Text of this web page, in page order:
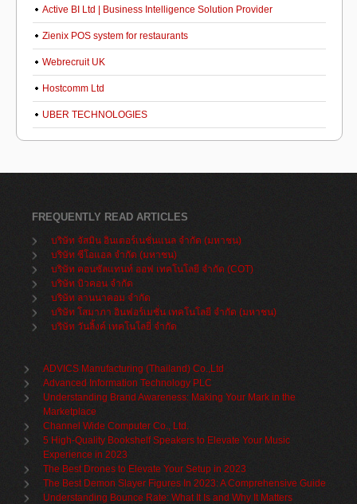
Active BI Ltd | Business Intelligence Solution Provider
Zienix POS system for restaurants
Webrecruit UK
Hostcomm Ltd
UBER TECHNOLOGIES
FREQUENTLY READ ARTICLES
บริษัท จัสมิน อินเตอร์เนชั่นแนล จำกัด (มหาชน)
บริษัท ซีโอแอล จำกัด (มหาชน)
บริษัท คอนซัลแทนท์ ออฟ เทคโนโลยี จำกัด (COT)
บริษัท บิวคอน จำกัด
บริษัท ลานนาคอม จำกัด
บริษัท โสมาภา อินฟอร์เมชั่น เทคโนโลยี จำกัด (มหาชน)
บริษัท วันลิ้งค์ เทคโนโลยี่ จำกัด
ADVICS Manufacturing (Thailand) Co.,Ltd
Advanced Information Technology PLC
Understanding Brand Awareness: Making Your Mark in the
Marketplace
Channel Wide Computer Co., Ltd.
5 High-Quality Bookshelf Speakers to Elevate Your Music
Experience in 2023
The Best Drones to Elevate Your Setup in 2023
The Best Demon Slayer Figures In 2023: A Comprehensive Guide
Understanding Bounce Rate: What It Is and Why It Matters